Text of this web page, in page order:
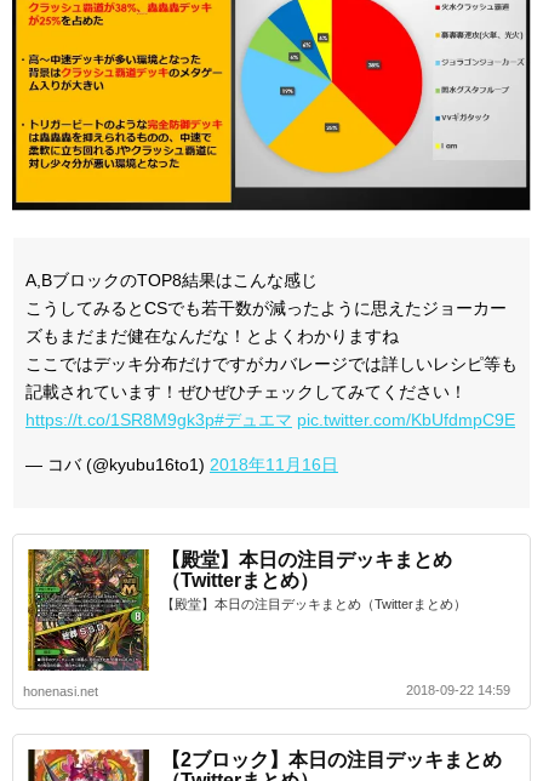
A,BブロックのTOP8結果はこんな感じ
こうしてみるとCSでも若干数が減ったように思えたジョーカー
ズもまだまだ健在なんだな！とよくわかりますね
ここではデッキ分布だけですがカバレージでは詳しいレシピ等も
記載されています！ぜひぜひチェックしてみてください！
https://t.co/1SR8M9gk3p#デュエマ pic.twitter.com/KbUfdmpC9E
— コバ (@kyubu16to1) 2018年11月16日
【殿堂】本日の注目デッキまとめ
（Twitterまとめ）
【殿堂】本日の注目デッキまとめ（Twitterまとめ）
honenasi.net 2018-09-22 14:59
【2ブロック】本日の注目デッキまとめ